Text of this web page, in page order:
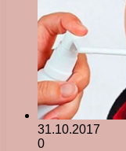
31.10.2017
0